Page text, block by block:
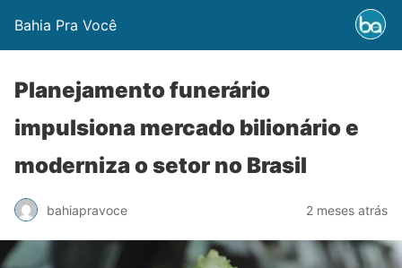
Bahia Pra Você
Planejamento funerário
impulsiona mercado bilionário e
moderniza o setor no Brasil
bahiapravoce 2 meses atrás